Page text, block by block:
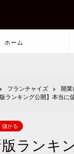
ホーム
フランチャイズ 開
版ランキング公開】本当
儲かる
版ランキ